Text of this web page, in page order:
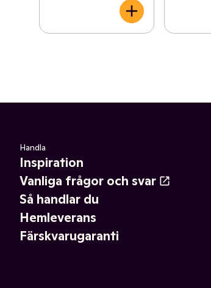
Handla
Inspiration
Vanliga frågor och svar
Så handlar du
Hemleverans
Färskvarugaranti